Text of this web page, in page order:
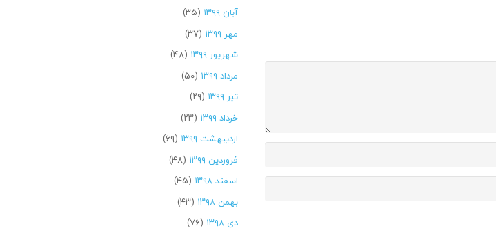
آبان ۱۳۹۹
(۳۵)
مهر ۱۳۹۹
(۳۷)
شهریور ۱۳۹۹
(۴۸)
مرداد ۱۳۹۹
(۵۰)
تیر ۱۳۹۹
(۲۹)
خرداد ۱۳۹۹
(۲۳)
اردیبهشت ۱۳۹۹
(۶۹)
فروردین ۱۳۹۹
(۴۸)
اسفند ۱۳۹۸
(۴۵)
بهمن ۱۳۹۸
(۴۳)
دی ۱۳۹۸
(۷۶)